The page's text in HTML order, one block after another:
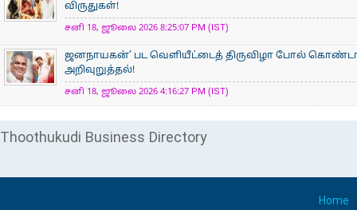
விருதுகள்!
சனி 18, ஜூலை 2026 8:25:07 PM (IST)
ஜனநாயகன்’ பட வெளியீட்டைத் திருவிழா போல்
அறிவுறுத்தல்!
சனி 18, ஜூலை 2026 4:16:27 PM (IST)
Thoothukudi Business Directory
Home